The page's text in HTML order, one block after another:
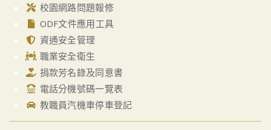
校園網路問題報修
ODF文件應用工具
資通安全管理
職業安全衛生
捐款芳名錄及同意書
電話分機號碼一覽表
教職員汽機車停車登記